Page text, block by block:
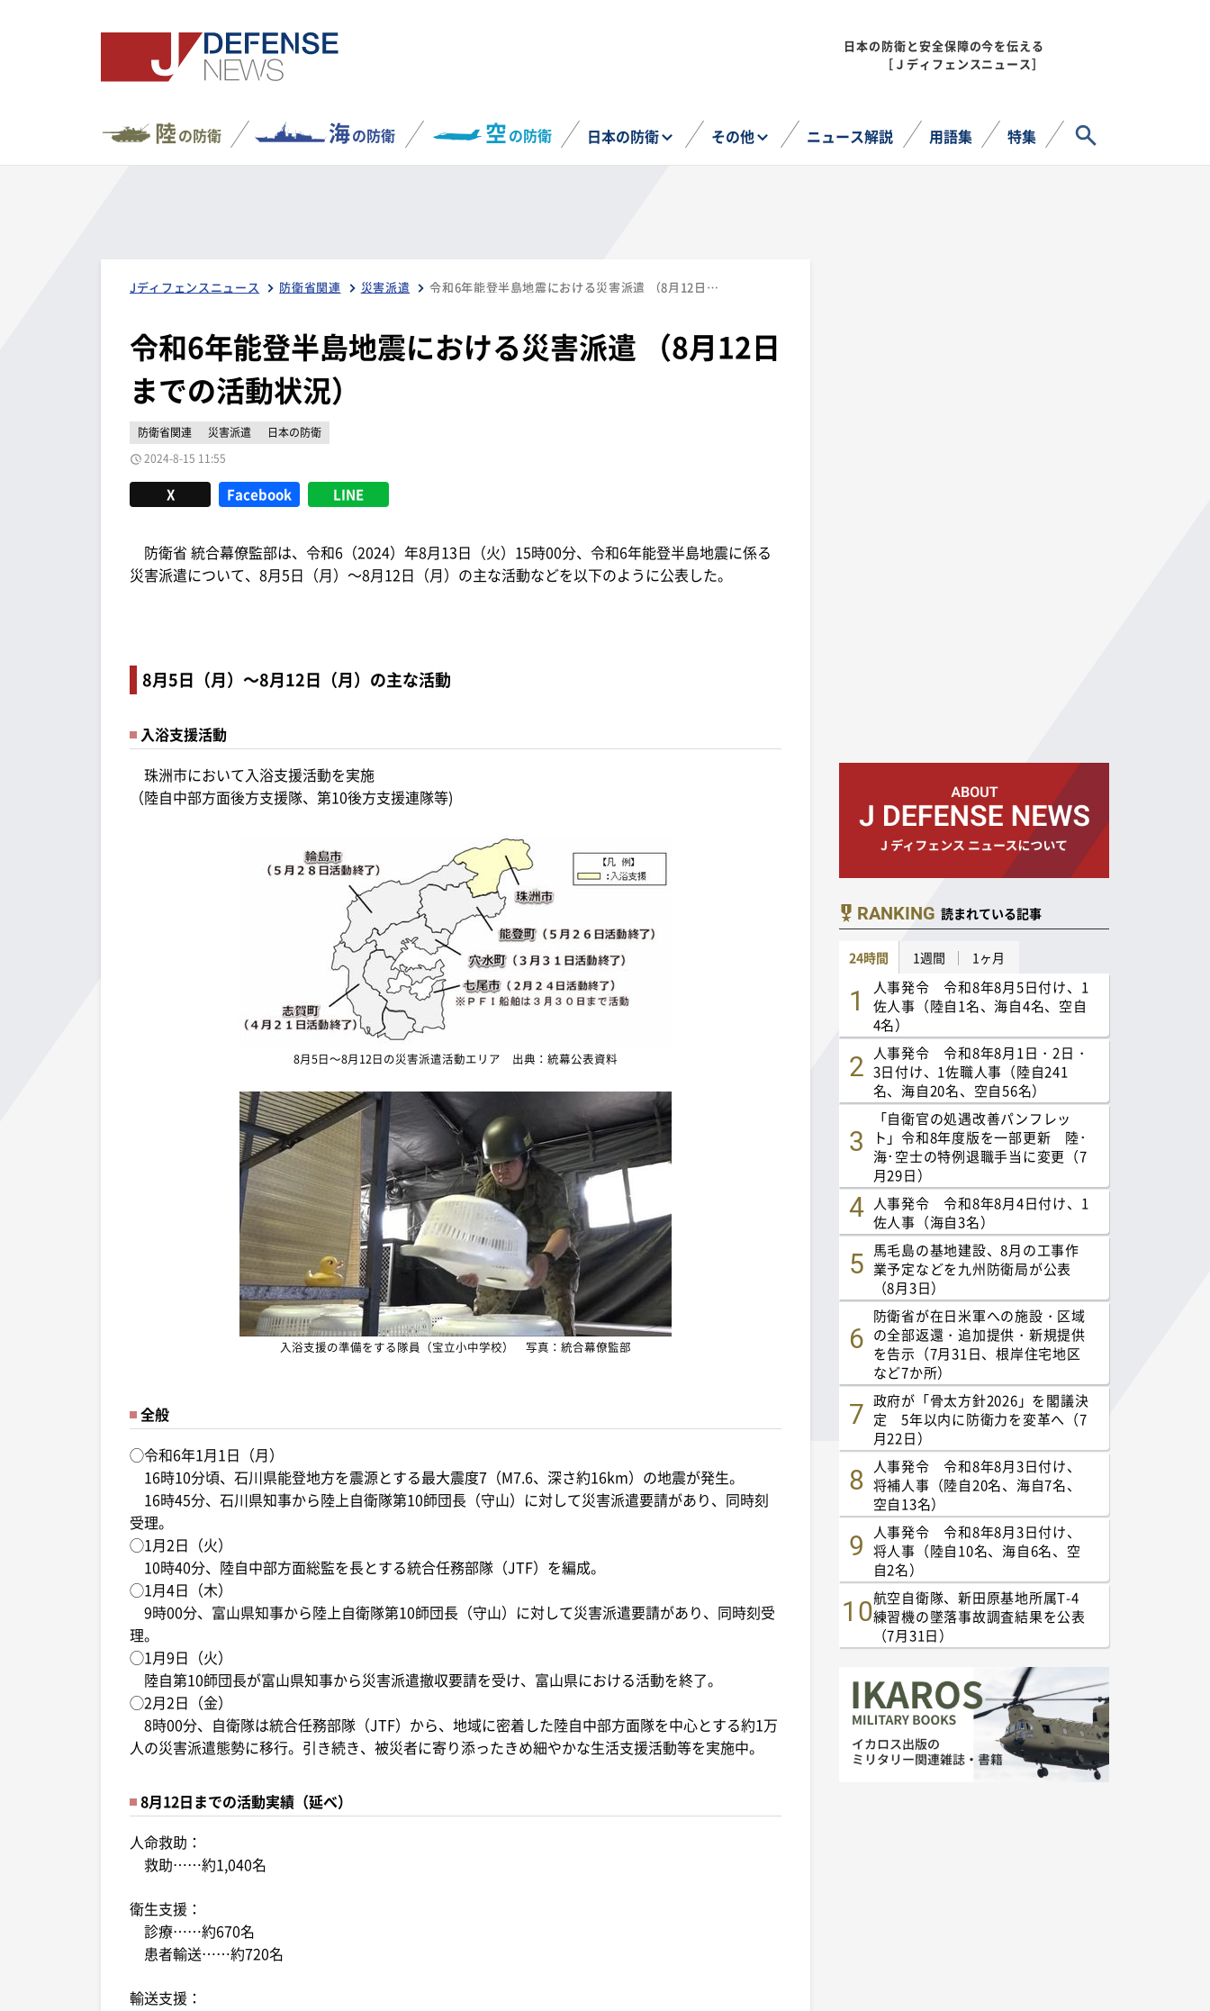
日本の防衛と安全保障の今を伝える
［Ｊディフェンスニュース］
陸の防衛 海の防衛 空の防衛 日本の防衛 その他 ニュース解説 用語集 特集
Jディフェンスニュース 防衛省関連 災害派遣 令和6年能登半島地震における災害派遣 （8月12日までの活動状況）
令和6年能登半島地震における災害派遣 （8月12日
までの活動状況）
防衛省関連 災害派遣
日本の防衛
2024-8-15 11:55
X Facebook LINE
防衛省 統合幕僚監部は、令和6（2024）年8月13日（火）15時00分、令和6年能登半島地震に係る
災害派遣について、8月5日（月）～8月12日（月）の主な活動などを以下のように公表した。
8月5日（月）～8月12日（月）の主な活動
入浴支援活動
珠洲市において入浴支援活動を実施
（陸自中部方面後方支援隊、第10後方支援連隊等)
8月5日～8月12日の災害派遣活動エリア 出典：統幕公表資料
入浴支援の準備をする隊員（宝立小中学校） 写真：統合幕僚監部
全般
◯令和6年1月1日（月）
16時10分頃、石川県能登地方を震源とする最大震度7（M7.6、深さ約16km）の地震が発生。
16時45分、石川県知事から陸上自衛隊第10師団長（守山）に対して災害派遣要請があり、同時刻
受理。
◯1月2日（火）
10時40分、陸自中部方面総監を長とする統合任務部隊（JTF）を編成。
◯1月4日（木）
9時00分、富山県知事から陸上自衛隊第10師団長（守山）に対して災害派遣要請があり、同時刻受
理。
◯1月9日（火）
陸自第10師団長が富山県知事から災害派遣撤収要請を受け、富山県における活動を終了。
◯2月2日（金）
8時00分、自衛隊は統合任務部隊（JTF）から、地域に密着した陸自中部方面隊を中心とする約1万
人の災害派遣態勢に移行。引き続き、被災者に寄り添ったきめ細やかな生活支援活動等を実施中。
8月12日までの活動実績（延べ）
人命救助：
救助……約1,040名
衛生支援：
診療……約670名
患者輸送……約720名
輸送支援：
RANKING 読まれている記事
24時間 1週間 1ヶ月
人事発令 令和8年8月5日付け、1
佐人事（陸自1名、海自4名、空自
4名）
人事発令 令和8年8月1日・2日・
3日付け、1佐職人事（陸自241
名、海自20名、空自56名）
「自衛官の処遇改善パンフレッ
ト」令和8年度版を一部更新 陸･
海･空士の特例退職手当に変更（7
月29日）
人事発令 令和8年8月4日付け、1
佐人事（海自3名）
馬毛島の基地建設、8月の工事作
業予定などを九州防衛局が公表
（8月3日）
防衛省が在日米軍への施設・区域
の全部返還・追加提供・新規提供
を告示（7月31日、根岸住宅地区
など7か所）
政府が「骨太方針2026」を閣議決
定 5年以内に防衛力を変革へ（7
月22日）
人事発令 令和8年8月3日付け、
将補人事（陸自20名、海自7名、
空自13名）
人事発令 令和8年8月3日付け、
将人事（陸自10名、海自6名、空
自2名）
航空自衛隊、新田原基地所属T-4
練習機の墜落事故調査結果を公表
（7月31日）